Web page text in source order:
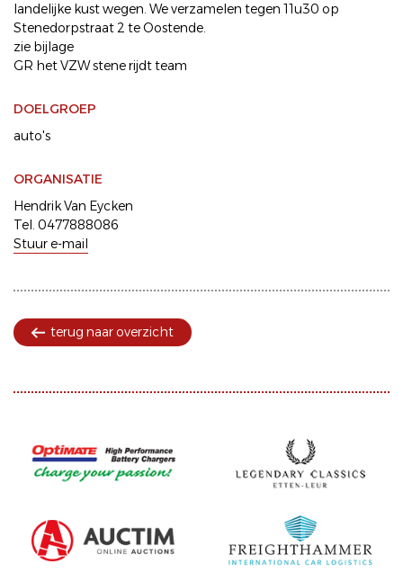
landelijke kust wegen. We verzamelen tegen 11u30 op
Stenedorpstraat 2 te Oostende.
zie bijlage
GR het VZW stene rijdt team
DOELGROEP
auto's
ORGANISATIE
Hendrik Van Eycken
Tel. 0477888086
Stuur e-mail
terug naar overzicht